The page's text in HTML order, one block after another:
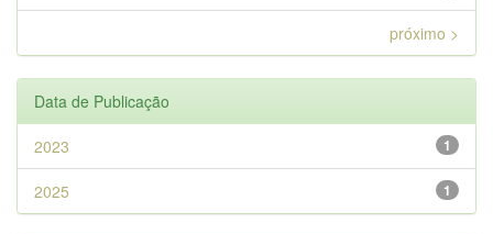
próximo >
Data de Publicação
1
2023
1
2025